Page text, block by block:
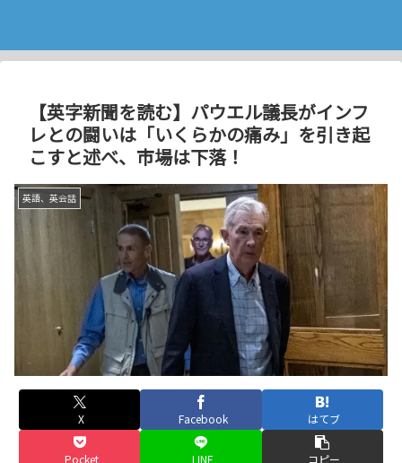
【英字新聞を読む】パウエル議長がインフ
レとの闘いは「いくらかの痛み」を引き起
こすと述べ、市場は下落！
英語、英会話
X Facebook はてブ
Pocket LINE コピー